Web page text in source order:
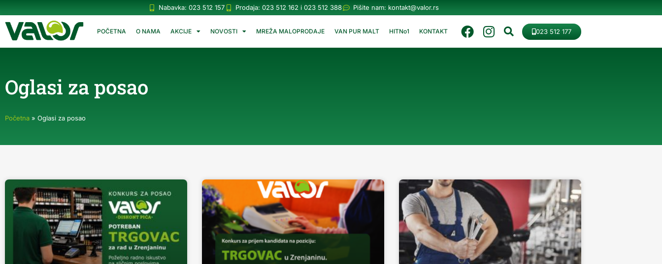
Nabavka: 023 512 157 Prodaja: 023 512 162 i 023 512 388 Pišite nam: kontakt@valor.rs
POČETNA O NAMA AKCIJE NOVOSTI MREŽA MALOPRODAJE VAN PUR MALT HITNo1 KONTAKT 023 512 177
Oglasi za posao
Početna » Oglasi za posao